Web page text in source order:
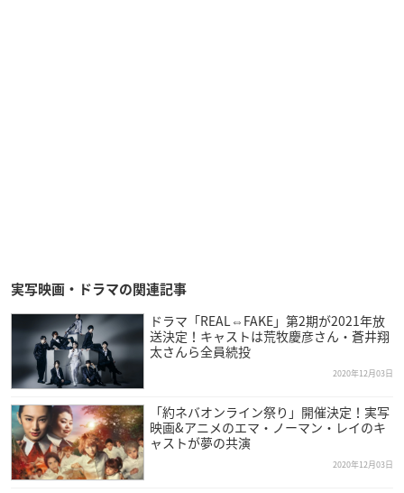
実写映画・ドラマの関連記事
ドラマ「REAL⇔FAKE」第2期が2021年放
送決定！キャストは荒牧慶彦さん・蒼井翔
太さんら全員続投
2020年12月03日
「約ネバオンライン祭り」開催決定！実写
映画&アニメのエマ・ノーマン・レイのキ
ャストが夢の共演
2020年12月03日